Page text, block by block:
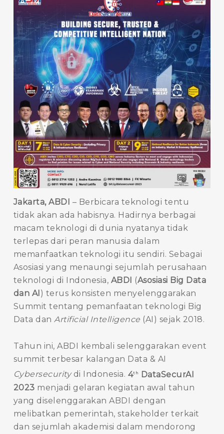
Jakarta, ABDI – Berbicara teknologi tentu
tidak akan ada habisnya. Hadirnya berbagai
macam teknologi di dunia nyatanya tidak
terlepas dari peran manusia dalam
memanfaatkan teknologi itu sendiri. Sebagai
Asosiasi yang menaungi sejumlah perusahaan
teknologi di Indonesia, ABDI (Asosiasi Big Data
dan AI ) terus konsisten menyelenggarakan
Summit tentang pemanfaatan teknologi Big
Data danArtificial Intelligence (AI) sejak 2018.
Tahun ini, ABDI kembali selenggarakan event
summit terbesar kalangan Data & AI
Cybersecurity di Indonesia. 4th
DataSecurAI
2023 menjadi gelaran kegiatan awal tahun
yang diselenggarakan ABDI dengan
melibatkan pemerintah, stakeholder terkait
dan sejumlah akademisi dalam mendorong